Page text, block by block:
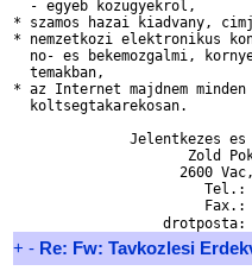
  - egyeb kozugyekrol,
* szamos hazai kiadvany,
* nemzetkozi elektronikus
no- es bekemozgalmi,
  temakban,
* az Internet majdnem
  koltsegtakarekosan.
Jelentkezes es
Zold
2600
Tel.:
Fax.:
                  drotposta:
+ - Re: Fw: Tavkozlesi